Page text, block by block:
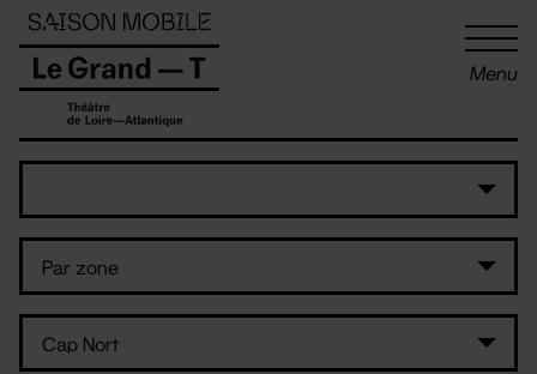
Menu
Panneau de gestion des cookies